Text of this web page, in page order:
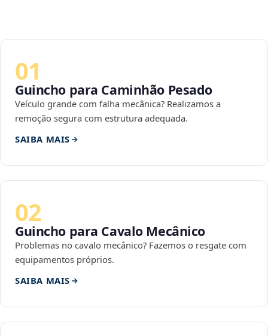
01
Guincho para Caminhão Pesado
Veículo grande com falha mecânica? Realizamos a
remoção segura com estrutura adequada.
SAIBA MAIS
02
Guincho para Cavalo Mecânico
Problemas no cavalo mecânico? Fazemos o resgate com
equipamentos próprios.
SAIBA MAIS